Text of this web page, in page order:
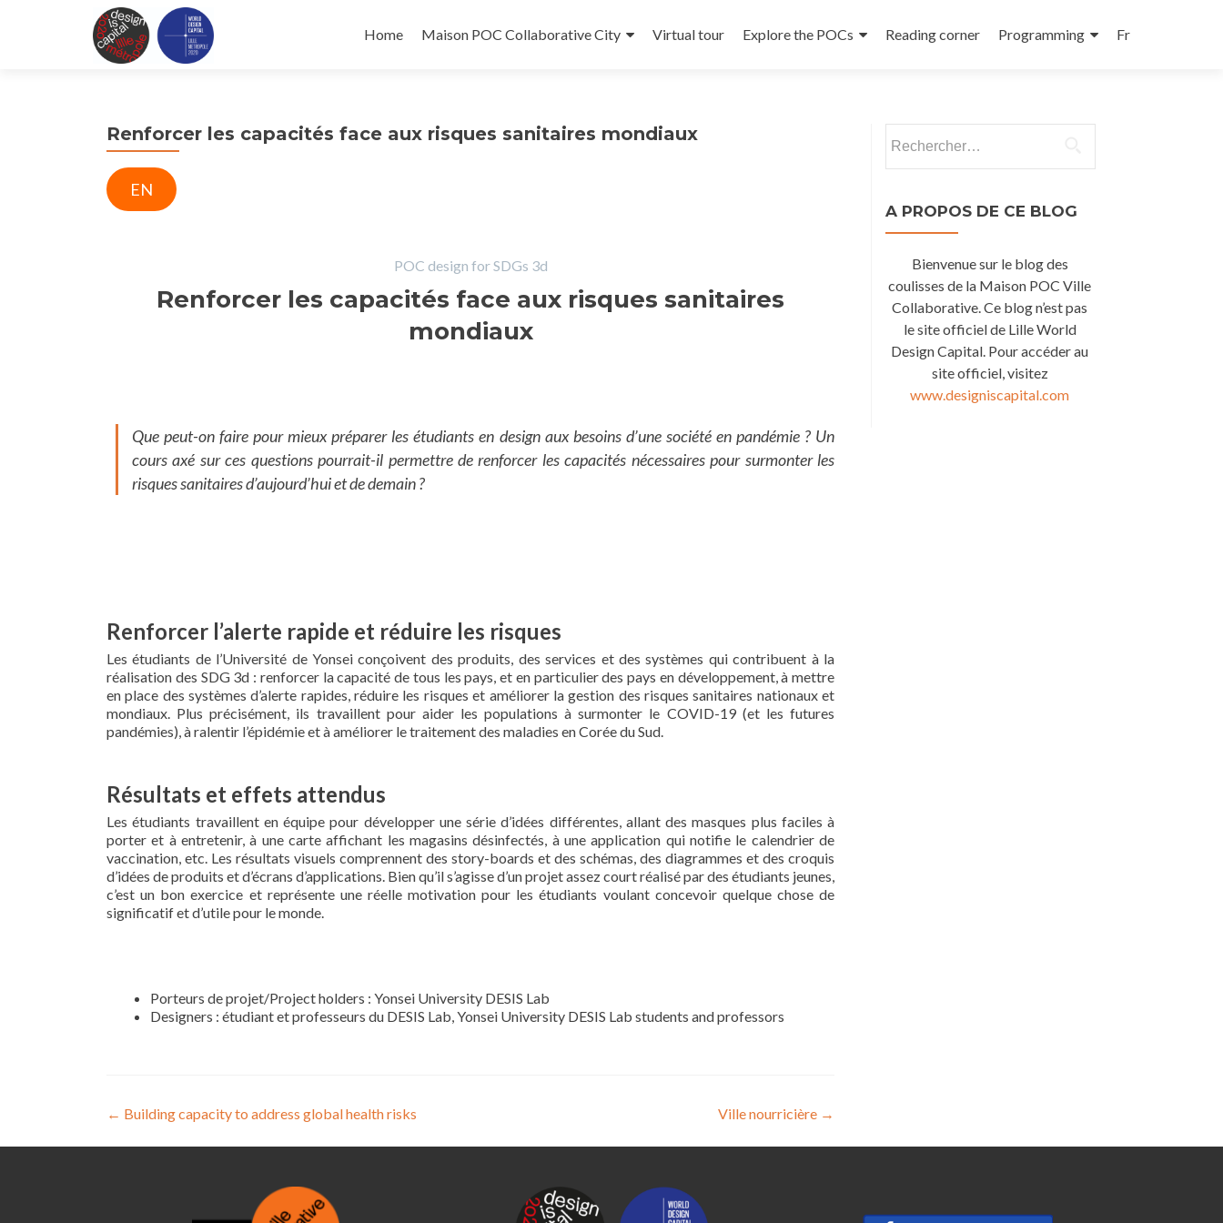
to
Home Maison POC Collaborative City Virtual tour Explore the POCs Reading corner Programming Fr
Renforcer les capacités face aux risques sanitaires mondiaux
EN
POC design for SDGs 3d
Renforcer les capacités face aux risques sanitaires
mondiaux
Que peut-on faire pour mieux préparer les étudiants en design aux besoins d’une société en pandémie ? Un
cours axé sur ces questions pourrait-il permettre de renforcer les capacités nécessaires pour surmonter les
risques sanitaires d’aujourd’hui et de demain ?
Renforcer l’alerte rapide et réduire les risques
Les étudiants de l’Université de Yonsei conçoivent des produits, des services et des systèmes qui contribuent à la
réalisation des SDG 3d : renforcer la capacité de tous les pays, et en particulier des pays en développement, à mettre
en place des systèmes d’alerte rapides, réduire les risques et améliorer la gestion des risques sanitaires nationaux et
mondiaux. Plus précisément, ils travaillent pour aider les populations à surmonter le COVID-19 (et les futures
pandémies), à ralentir l’épidémie et à améliorer le traitement des maladies en Corée du Sud.
Résultats et effets attendus
Les étudiants travaillent en équipe pour développer une série d’idées différentes, allant des masques plus faciles à
porter et à entretenir, à une carte affichant les magasins désinfectés, à une application qui notifie le calendrier de
vaccination, etc. Les résultats visuels comprennent des story-boards et des schémas, des diagrammes et des croquis
d’idées de produits et d’écrans d’applications. Bien qu’il s’agisse d’un projet assez court réalisé par des étudiants jeunes,
c’est un bon exercice et représente une réelle motivation pour les étudiants voulant concevoir quelque chose de
significatif et d’utile pour le monde.
Porteurs de projet/Project holders : Yonsei University DESIS Lab
Designers : étudiant et professeurs du DESIS Lab, Yonsei University DESIS Lab students and professors
Navigation
de
← Building capacity to address global health risks Ville nourricière →
A PROPOS DE CE BLOG
Bienvenue sur le blog des
coulisses de la Maison POC Ville
Collaborative. Ce blog n’est pas
le site officiel de Lille World
Design Capital. Pour accéder au
site officiel, visitez
www.designiscapital.com